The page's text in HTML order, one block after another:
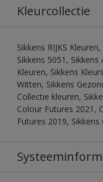
Kleurcollectie
Sikkens RIJKS
Sikkens 5051, Sikkens
Kleuren, Sikkens
Witten, Sikkens
Collectie kleuren,
Colour Futures 2021,
Futures 2019,